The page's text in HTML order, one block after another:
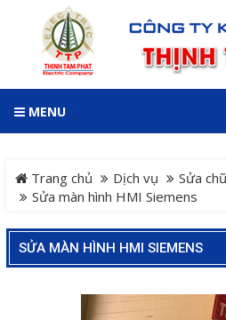
MENU
Trang chủ Dịch vụ
Sửa
Sửa màn hình HMI Siemens
SỬA MÀN HÌNH HMI SIEMENS
Trang chủ
Sản phẩm
GIỎ
LIÊN HỆ